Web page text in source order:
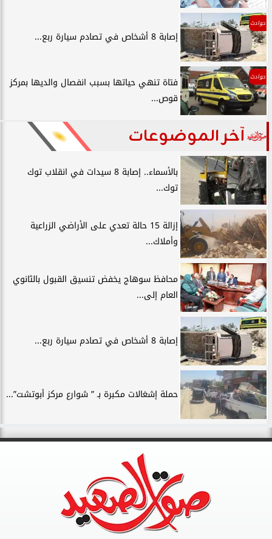
حوادث
إصابة 8 أشخاص في تصادم سيارة ربع...
حوادث
فتاة تنهي حياتها بسبب انفصال والديها بمركز
قوص...
آخر الموضوعات
بالأسماء.. إصابة 8 سيدات في انقلاب توك
توك...
إزالة 15 حالة تعدي على الأراضي الزراعية
وأملاك...
محافظ سوهاج يخفض تنسيق القبول بالثانوي
العام إلى...
إصابة 8 أشخاص في تصادم سيارة ربع...
حملة إشغالات مكبرة بـ ” شوارع مركز أبوتشت”...